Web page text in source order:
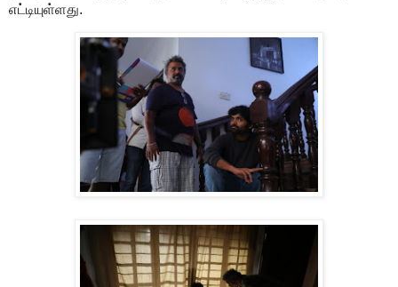
எட்டியுள்ளது.